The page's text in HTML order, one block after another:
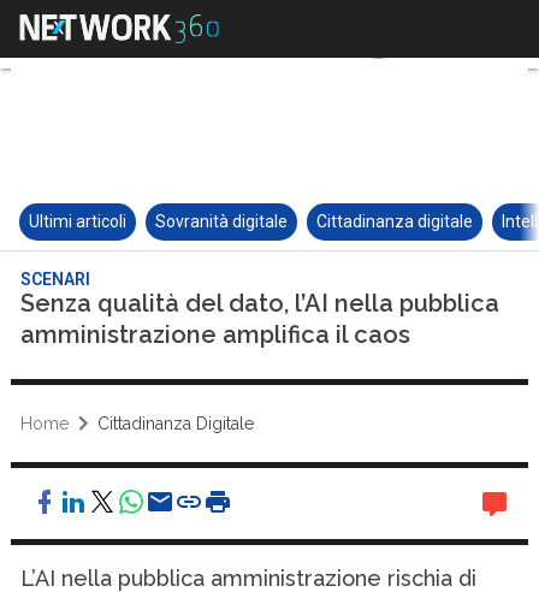
Ultimi articoli Sovranità digitale Cittadinanza digitale
SCENARI
Senza qualità del dato, l’AI nella pubblica
amministrazione amplifica il caos
Home Cittadinanza Digitale
L’AI nella pubblica amministrazione rischia di